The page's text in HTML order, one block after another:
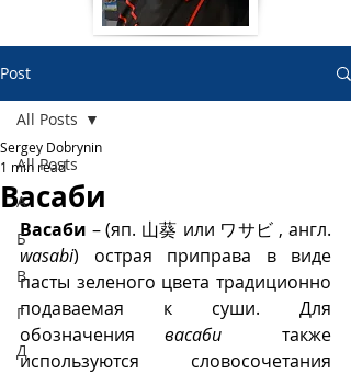
Post
All Posts
А
Б
В
Г
Д
All Posts
Васаби
Sergey Dobrynin
1 min read
Васаби – (яп.
wasabi) острая приправа в виде
пасты зеленого цвета традиционно
подаваемая к суши. Для
обозначения васаби
  также
используются словосочетания